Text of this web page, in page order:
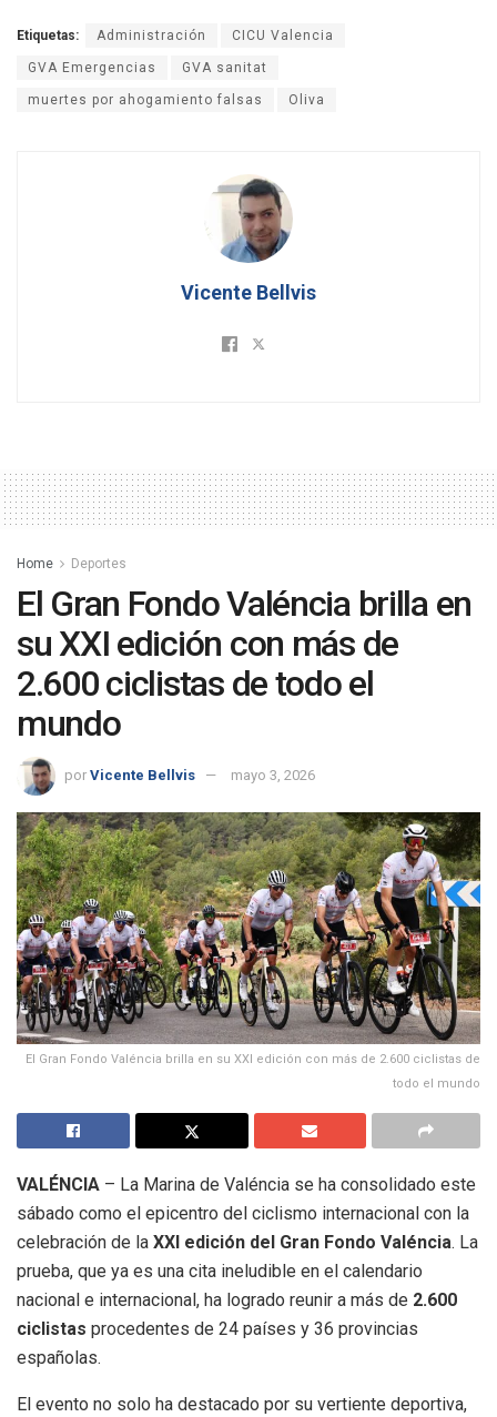
Etiquetas: Administración CICU Valencia
GVA Emergencias GVA sanitat
muertes por ahogamiento falsas Oliva
Vicente Bellvis
Home Deportes
El Gran Fondo Valéncia brilla en
su XXI edición con más de
2.600 ciclistas de todo el
mundo
por Vicente Bellvis mayo 3, 2026
El Gran Fondo Valéncia brilla en su XXI edición con más de 2.600 ciclistas de
todo el mundo
VALÉNCIA – La Marina de Valéncia se ha consolidado este
sábado como el epicentro del ciclismo internacional con la
celebración de la XXI edición del Gran Fondo Valéncia. La
prueba, que ya es una cita ineludible en el calendario
nacional e internacional, ha logrado reunir a más de 2.600
ciclistas procedentes de 24 países y 36 provincias
españolas.
El evento no solo ha destacado por su vertiente deportiva,